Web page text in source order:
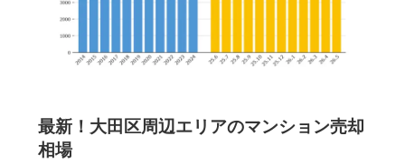
最新！大田区周辺エリアのマンション売却
相場